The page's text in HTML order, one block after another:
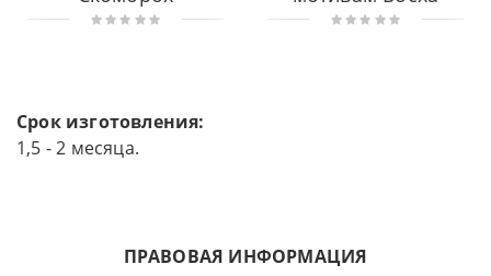
Срок изготовления:
1,5 - 2 месяца.
ПРАВОВАЯ ИНФОРМАЦИЯ